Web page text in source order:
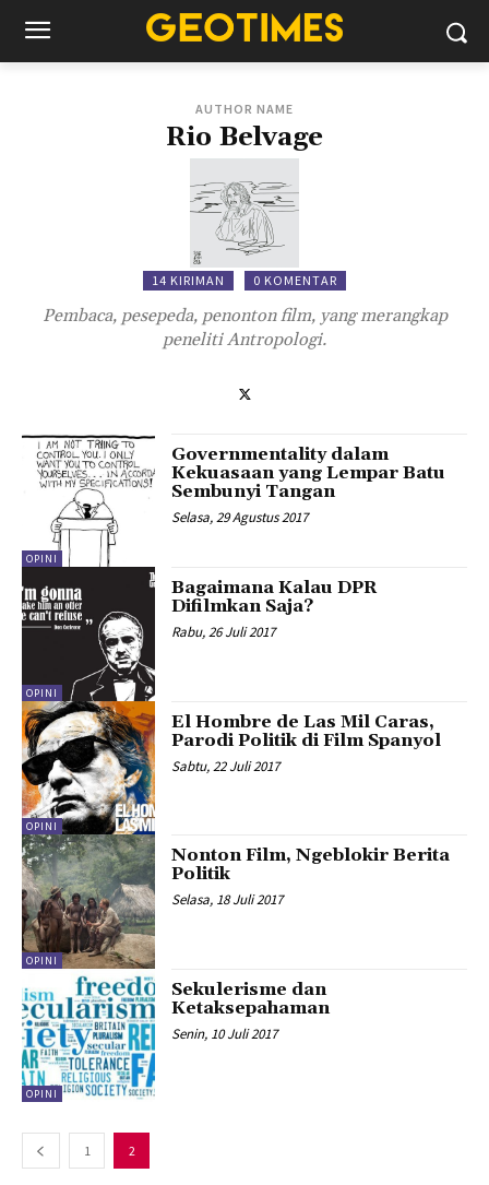
AUTHOR NAME
Rio Belvage
14 KIRIMAN 0 KOMENTAR
Pembaca, pesepeda, penonton film, yang merangkap
peneliti Antropologi.
OPINI
Governmentality dalam
Kekuasaan yang Lempar Batu
Sembunyi Tangan
Selasa, 29 Agustus 2017
OPINI
Bagaimana Kalau DPR
Difilmkan Saja?
Rabu, 26 Juli 2017
OPINI
El Hombre de Las Mil Caras,
Parodi Politik di Film Spanyol
Sabtu, 22 Juli 2017
OPINI
Nonton Film, Ngeblokir Berita
Politik
Selasa, 18 Juli 2017
OPINI
Sekulerisme dan
Ketaksepahaman
Senin, 10 Juli 2017
1 2